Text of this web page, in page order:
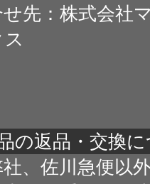
せ先：株式会社
ス
の返品・交換
社、佐川急便以